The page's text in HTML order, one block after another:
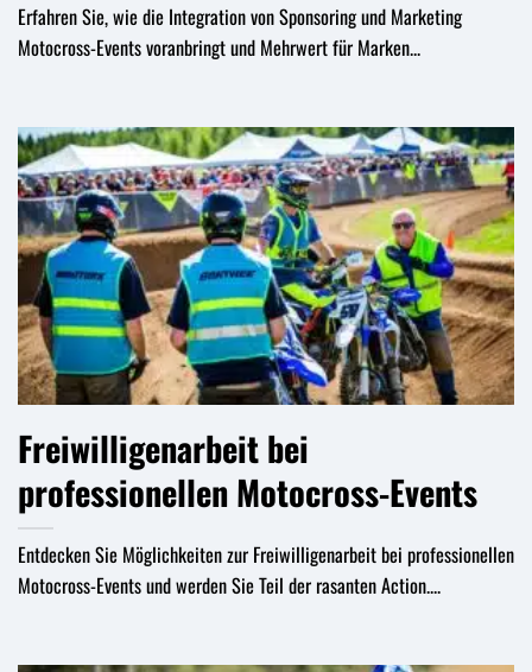
Erfahren Sie, wie die Integration von Sponsoring und Marketing
Motocross-Events voranbringt und Mehrwert für Marken...
Freiwilligenarbeit bei
professionellen Motocross-Events
Entdecken Sie Möglichkeiten zur Freiwilligenarbeit bei professionellen
Motocross-Events und werden Sie Teil der rasanten Action....